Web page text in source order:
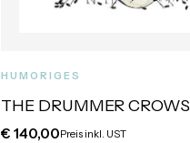
HUMORIGES
THE DRUMMER CROWS
€ 140,00Preis inkl. UST